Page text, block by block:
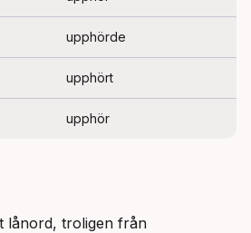
upphörde
upphört
upphör
lånord, troligen från